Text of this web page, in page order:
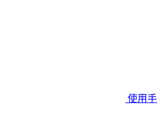
使用手